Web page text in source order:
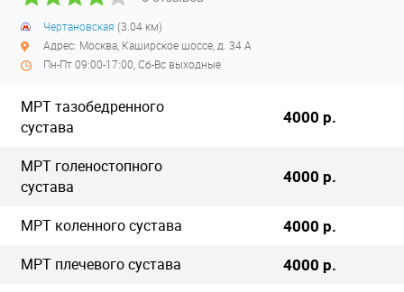
Чертановская (3.04 км)
Адрес: Москва, Каширское шоссе, д. 34 А
Пн-Пт 09:00-17:00, Сб-Вс выходные
МРТ тазобедренного
сустава
4000 р.
МРТ голеностопного
сустава
4000 р.
МРТ коленного сустава 4000 р.
МРТ плечевого сустава 4000 р.